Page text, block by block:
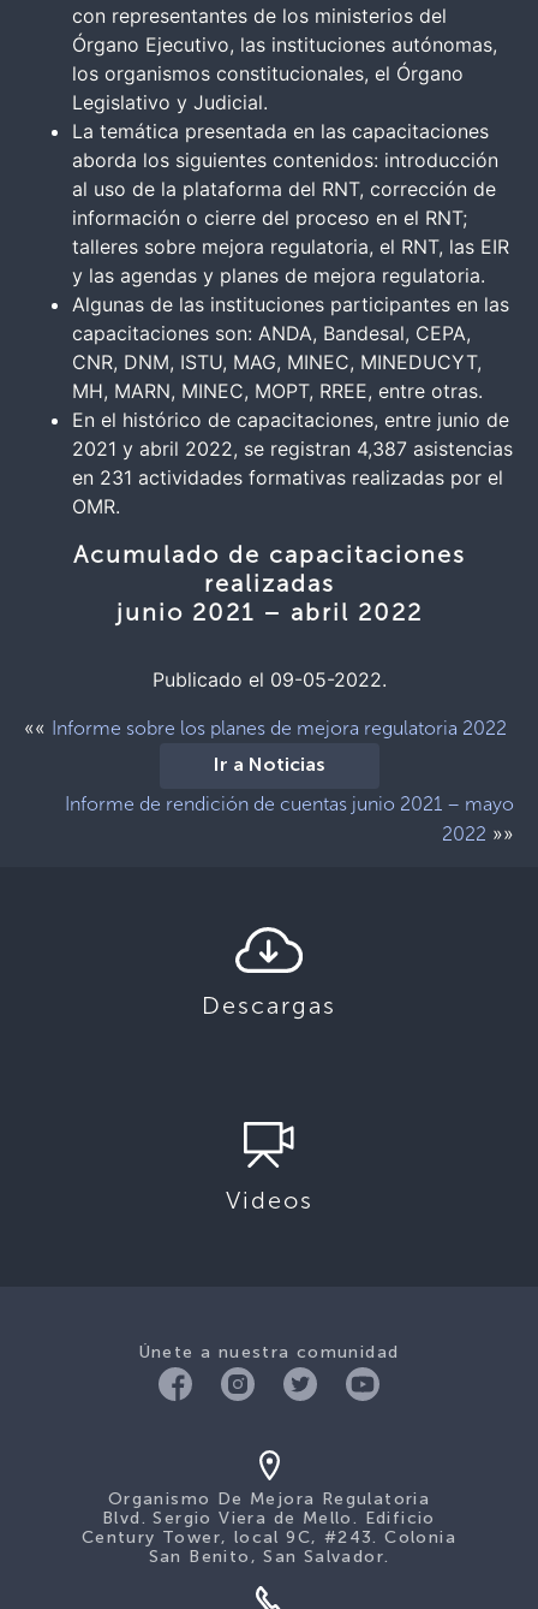
con representantes de los ministerios del
Órgano Ejecutivo, las instituciones autónomas,
los organismos constitucionales, el Órgano
Legislativo y Judicial.
La temática presentada en las capacitaciones
aborda los siguientes contenidos: introducción
al uso de la plataforma del RNT, corrección de
información o cierre del proceso en el RNT;
talleres sobre mejora regulatoria, el RNT, las EIR
y las agendas y planes de mejora regulatoria.
Algunas de las instituciones participantes en las
capacitaciones son: ANDA, Bandesal, CEPA,
CNR, DNM, ISTU, MAG, MINEC, MINEDUCYT,
MH, MARN, MINEC, MOPT, RREE, entre otras.
En el histórico de capacitaciones, entre junio de
2021 y abril 2022, se registran 4,387 asistencias
en 231 actividades formativas realizadas por el
OMR.
Acumulado de capacitaciones
realizadas
junio 2021 – abril 2022
Publicado el 09-05-2022.
«« Informe sobre los planes de mejora regulatoria 2022
Ir a Noticias
Informe de rendición de cuentas junio 2021 – mayo
2022 »»
Descargas
Videos
Únete a nuestra comunidad
Organismo De Mejora Regulatoria
Blvd. Sergio Viera de Mello. Edificio
Century Tower, local 9C, #243. Colonia
San Benito, San Salvador.